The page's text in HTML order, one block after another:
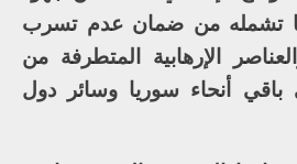
تشمله من ضمان عدم تسرب
الإرهابية المتطرفة من
باقي أنحاء سوريا وسائر دول